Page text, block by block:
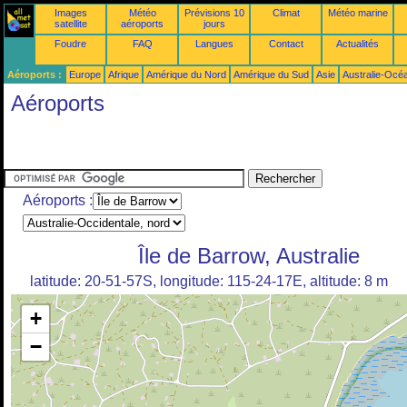
Images
satellite
Météo
aéroports
Prévisions 10
jours
Climat Météo marine
Foudre FAQ Langues Contact Actualités
Aéroports : Europe Afrique Amérique du Nord Amérique du Sud Asie Australie-
Aéroports
Aéroports :
Île de Barrow, Australie
latitude: 20-51-57S, longitude: 115-24-17E, altitude: 8 m
+
−